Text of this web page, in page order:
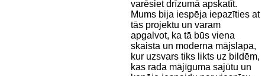
varēsiet drīzumā apskatīt.
Mums bija iespēja iepazīties at
tās projektu un varam
apgalvot, ka tā būs viena
skaista un moderna mājslapa,
kur uzsvars tiks likts uz bildēm,
kas rada mājīguma sajūtu un